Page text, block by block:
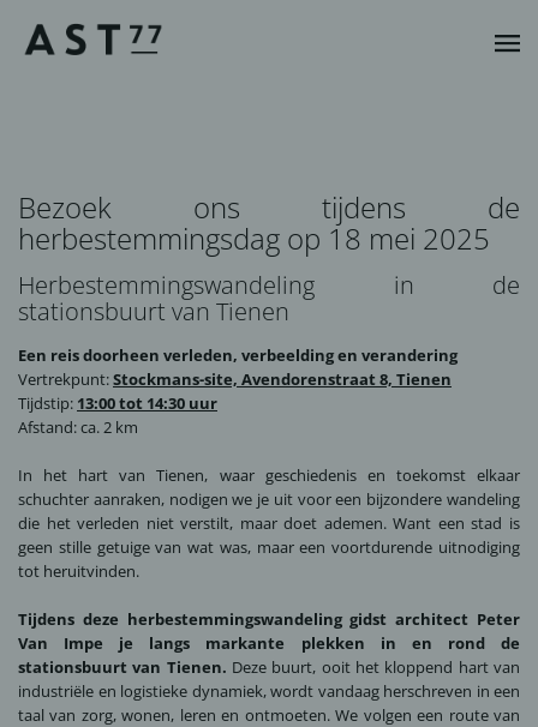
Bezoek ons tijdens de
herbestemmingsdag op 18 mei 2025
Herbestemmingswandeling in de
stationsbuurt van Tienen
Een reis doorheen verleden, verbeelding en verandering
Vertrekpunt:Stockmans-site, Avendorenstraat 8, Tienen
Tijdstip: 13:00 tot 14:30 uur
Afstand: ca. 2 km
In het hart van Tienen, waar geschiedenis en toekomst elkaar
schuchter aanraken, nodigen we je uit voor een bijzondere wandeling
die het verleden niet verstilt, maar doet ademen. Want een stad is
geen stille getuige van wat was, maar een voortdurende uitnodiging
tot heruitvinden.
Tijdens deze herbestemmingswandeling gidst architect Peter
Van Impe je langs markante plekken in en rond de
stationsbuurt van Tienen. Deze buurt, ooit het kloppend hart van
industriële en logistieke dynamiek, wordt vandaag herschreven in een
taal van zorg, wonen, leren en ontmoeten. We volgen een route van